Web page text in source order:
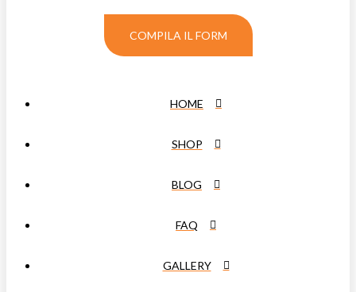
COMPILA IL FORM
HOME
SHOP
BLOG
FAQ
GALLERY